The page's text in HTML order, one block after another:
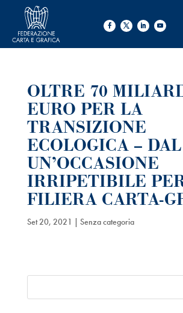
OLTRE 70
EURO PER LA
TRANSIZIONE
ECOLOGICA –
UN’OCCASIONE
IRRIPETIBILE
FILIERA CARTA-
Set 20, 2021 | Senza categoria